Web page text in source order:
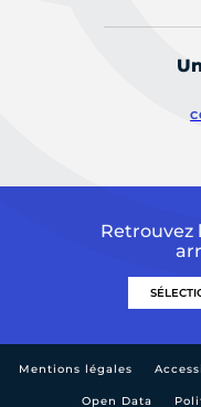
Retrouvez
Mentions légales
Open Data